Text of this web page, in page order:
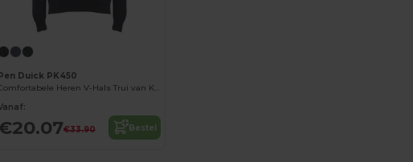
Duick PK450
Comfortabele Heren V-Hals Trui van Katoenmix
€33.90 Bestel